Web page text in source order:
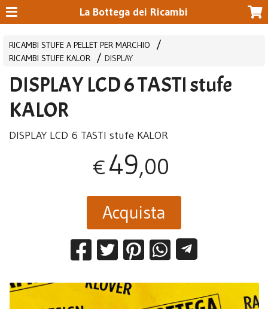
La Bottega dei Ricambi
RICAMBI STUFE A PELLET PER MARCHIO
RICAMBI STUFE KALOR
DISPLAY
DISPLAY LCD 6 TASTI stufe
KALOR
DISPLAY LCD 6 TASTI stufe KALOR
€49,00
Acquista